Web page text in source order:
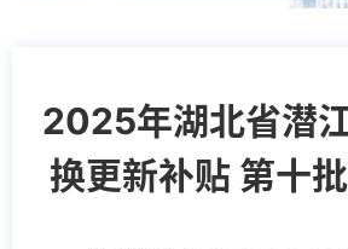
2025年湖北省潜
换更新补贴 第十